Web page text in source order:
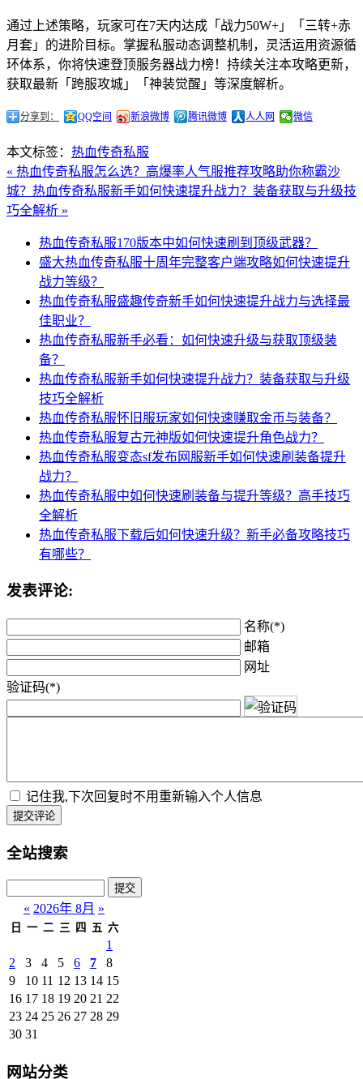
通过上述策略，玩家可在7天内达成「战力50W+」「三转+赤
月套」的进阶目标。掌握私服动态调整机制，灵活运用资源循
环体系，你将快速登顶服务器战力榜！持续关注本攻略更新，
获取最新「跨服攻城」「神装觉醒」等深度解析。
分享到： QQ空间 新浪微博 腾讯微博 人人网 微信
本文标签： 热血传奇私服
« 热血传奇私服怎么选？高爆率人气服推荐攻略助你称霸沙
城？ 热血传奇私服新手如何快速提升战力？装备获取与升级技
巧全解析 »
热血传奇私服170版本中如何快速刷到顶级武器？
盛大热血传奇私服十周年完整客户端攻略如何快速提升
战力等级？
热血传奇私服盛趣传奇新手如何快速提升战力与选择最
佳职业？
热血传奇私服新手必看：如何快速升级与获取顶级装
备？
热血传奇私服新手如何快速提升战力？装备获取与升级
技巧全解析
热血传奇私服怀旧服玩家如何快速赚取金币与装备？
热血传奇私服复古元神版如何快速提升角色战力？
热血传奇私服变态sf发布网服新手如何快速刷装备提升
战力？
热血传奇私服中如何快速刷装备与提升等级？高手技巧
全解析
热血传奇私服下载后如何快速升级？新手必备攻略技巧
有哪些？
发表评论:
名称(*)
邮箱
网址
验证码(*)
记住我,下次回复时不用重新输入个人信息
提交评论
全站搜索
« 2026年 8月 »
日 一 二 三 四 五 六
1
2
3 4 5 6 7
8
9
10 11 12 13 14 15
16 17 18 19 20 21 22
23 24 25 26 27 28 29
30 31
网站分类